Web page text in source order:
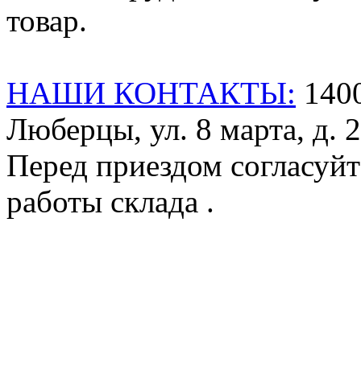
товар.
НАШИ КОНТАКТЫ:
Люберцы, ул. 8 марта, д.
Перед приездом
работы склада .